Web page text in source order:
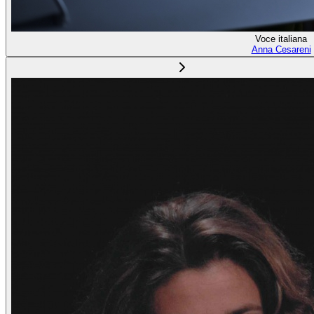
Voce italiana
Anna Cesareni